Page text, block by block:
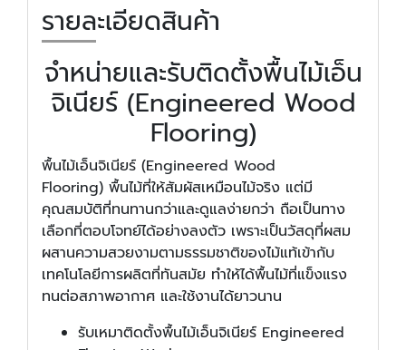
รายละเอียดสินค้า
จำหน่ายและรับติดตั้งพื้นไม้เอ็น
จิเนียร์ (Engineered Wood
Flooring)
พื้นไม้เอ็นจิเนียร์ (Engineered Wood
Flooring) พื้นไม้ที่ให้สัมผัสเหมือนไม้จริง แต่มี
คุณสมบัติที่ทนทานกว่าและดูแลง่ายกว่า ถือเป็นทาง
เลือกที่ตอบโจทย์ได้อย่างลงตัว เพราะเป็นวัสดุที่ผสม
ผสานความสวยงามตามธรรมชาติของไม้แท้เข้ากับ
เทคโนโลยีการผลิตที่ทันสมัย ทำให้ได้พื้นไม้ที่แข็งแรง
ทนต่อสภาพอากาศ และใช้งานได้ยาวนาน
รับเหมาติดตั้งพื้นไม้เอ็นจิเนียร์ Engineered